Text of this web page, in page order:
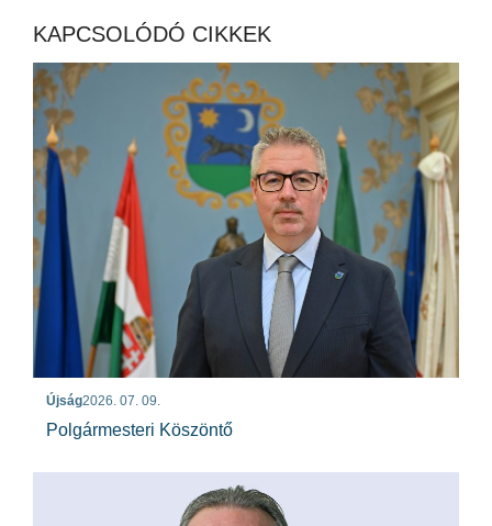
KAPCSOLÓDÓ CIKKEK
Újság2026. 07. 09.
Polgármesteri Köszöntő